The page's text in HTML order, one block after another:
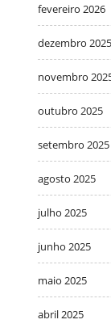
fevereiro 2026
dezembro 2025
novembro
outubro 2025
setembro 2025
agosto 2025
julho 2025
junho 2025
maio 2025
abril 2025